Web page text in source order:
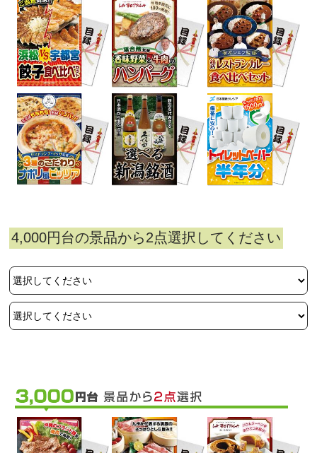
4,000円台の景品から2点選択してください